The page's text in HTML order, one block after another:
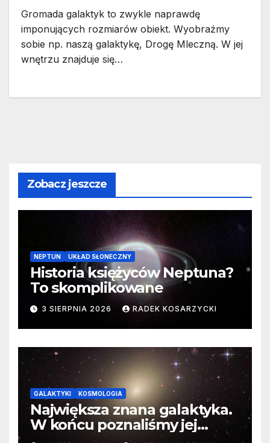
Gromada galaktyk to zwykle naprawdę
imponujących rozmiarów obiekt. Wyobraźmy
sobie np. naszą galaktykę, Drogę Mleczną. W jej
wnętrzu znajduje się…
Zobacz jeszcze
NEPTUN UKŁAD SŁONECZNY
Historia księżyców Neptuna?
To skomplikowane
3 SIERPNIA 2026 RADEK KOSARZYCKI
GALAKTYKI KOSMOLOGIA
Największa znana galaktyka.
W końcu poznaliśmy jej